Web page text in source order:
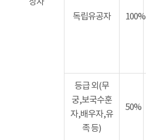
독립유공자 100%
등급 외(무
궁,보국수훈
자,배우자,유
족 등)
50%